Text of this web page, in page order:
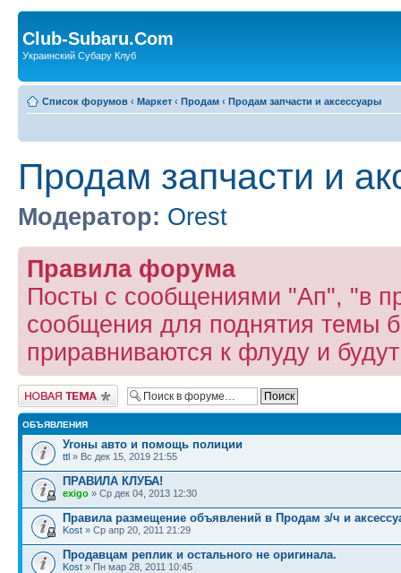
Club-Subaru.Com
Украинский Субару Клуб
Список форумов ‹ Маркет ‹ Продам ‹ Продам запчасти и аксессуары
Продам запчасти и
Модератор: Orest
Правила форума
Посты с сообщениями "Ап", "в
сообщения для поднятия темы
приравниваются к флуду и
Новая тема
ОБЪЯВЛЕНИЯ
Угоны авто и помощь полиции
ttl » Вс дек 15, 2019 21:55
ПРАВИЛА КЛУБА!
exigo » Ср дек 04, 2013 12:30
Правила размещение объявлений в Продам з/ч и
Kost » Ср апр 20, 2011 21:29
Продавцам реплик и остального не оригинала.
Kost » Пн мар 28, 2011 10:45